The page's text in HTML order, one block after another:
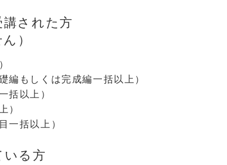
された方
）
編もしくは完成編一括以上）
括以上）
）
一括以上）
る方